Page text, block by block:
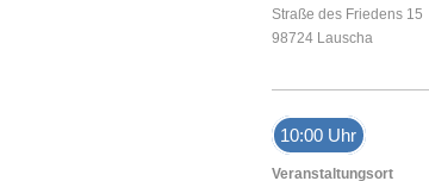
Straße des Friedens 15
98724 Lauscha
10:00 Uhr
Veranstaltungsort